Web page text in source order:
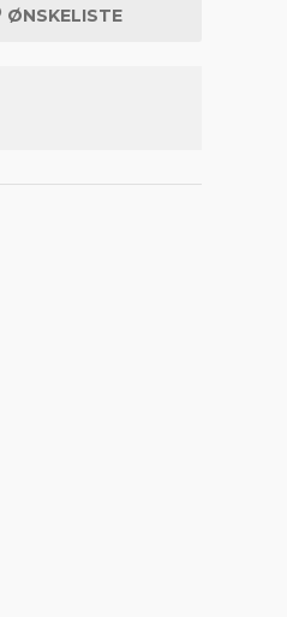
ØNSKELISTE